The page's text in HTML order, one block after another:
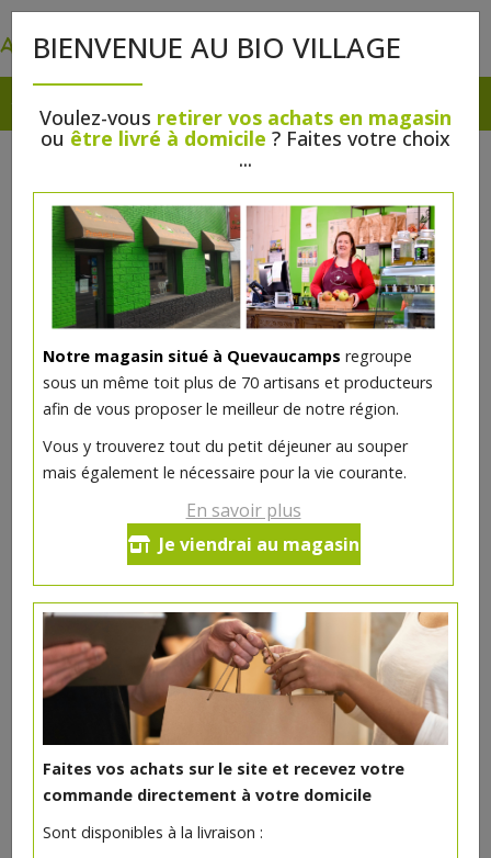
BIENVENUE AU BIO VILLAGE
Voulez-vous retirer vos achats en magasin
ou être livré à domicile ? Faites votre choix
...
Notre magasin situé à Quevaucamps regroupe
sous un même toit plus de 70 artisans et producteurs
afin de vous proposer le meilleur de notre région.
Vous y trouverez tout du petit déjeuner au souper
mais également le nécessaire pour la vie courante.
En savoir plus
Je viendrai au magasin
Faites vos achats sur le site et recevez votre
commande directement à votre domicile
Sont disponibles à la livraison :
Pain SARRASIN bio et sans
gluten 540g
Ingrédients: Farines* (sarrasin complet* 21%, riz
blanc*, riz complet*, lin blond*, chia blanc*),
eau,graines de lin blond*, huile d'olive*, flocons de
sarrasin* 1%, levain*, sel, levure.
*issue de l'agriculture biologique
6.49€/pc
Ce produit est indisponible pour le moment.